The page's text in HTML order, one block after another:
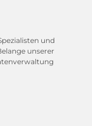
und
unserer